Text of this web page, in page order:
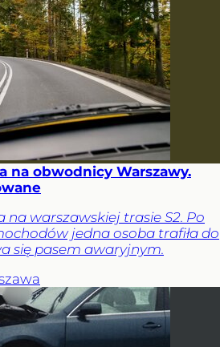
na obwodnicy Warszawy.
warszawskiej trasie S2. Po
jedna osoba trafiła do
się pasem awaryjnym.